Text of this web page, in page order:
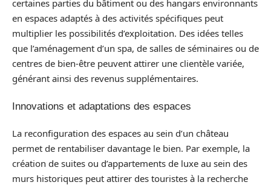
certaines parties du bâtiment ou des hangars environnants
en espaces adaptés à des activités spécifiques peut
multiplier les possibilités d’exploitation. Des idées telles
que l’aménagement d’un spa, de salles de séminaires ou de
centres de bien-être peuvent attirer une clientèle variée,
générant ainsi des revenus supplémentaires.
Innovations et adaptations des espaces
La reconfiguration des espaces au sein d’un château
permet de rentabiliser davantage le bien. Par exemple, la
création de suites ou d’appartements de luxe au sein des
murs historiques peut attirer des touristes à la recherche